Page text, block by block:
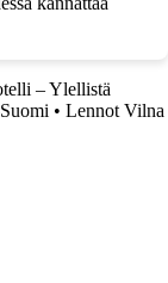
– Ylellistä
• Lennot Vilna